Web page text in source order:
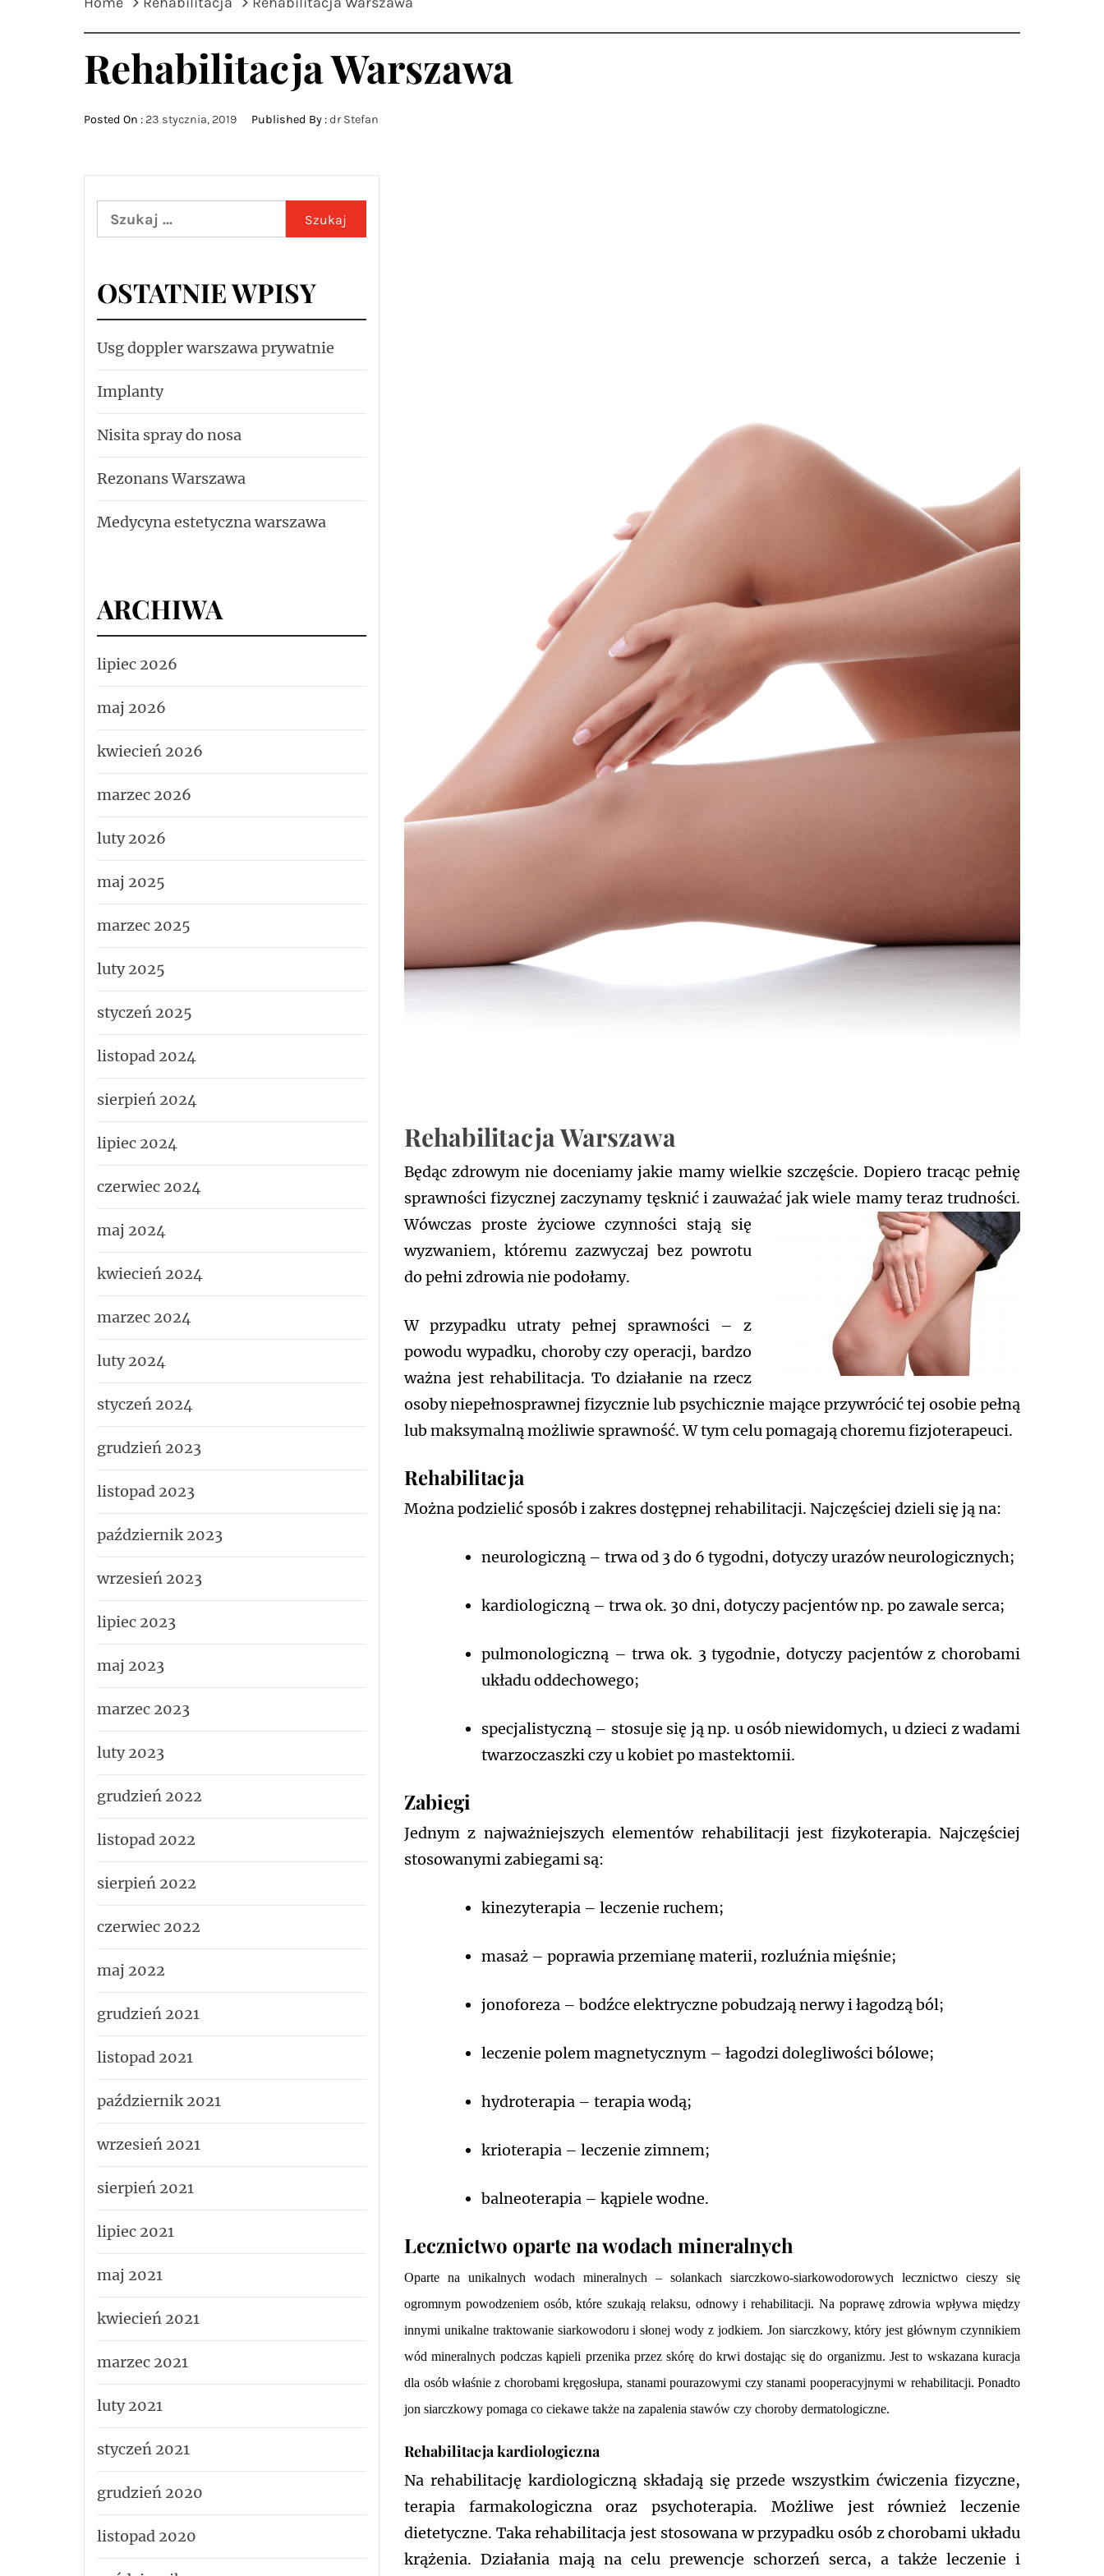
Rehabilitacja Warszawa
Posted On : 23 stycznia, 2019 Published By :dr Stefan
Rehabilitacja Warszawa
Będąc zdrowym nie doceniamy jakie mamy wielkie szczęście. Dopiero tracąc pełnię
sprawności fizycznej zaczynamy tęsknić i zauważać jak wiele mamy teraz trudności.
Wówczas proste życioweczynności stają się
wyzwaniem, któremu zazwyczaj bez powrotu
do pełni zdrowia nie podołamy.
W przypadku utraty pełnej sprawności – z
powodu wypadku, choroby czy operacji, bardzo
ważna jest rehabilitacja. To działanie na rzecz
osoby niepełnosprawnej fizycznie lub psychicznie mające przywrócić tej osobie pełną
lub maksymalną możliwie sprawność. W tym celu pomagają choremu fizjoterapeuci.
Rehabilitacja
Można podzielić sposób i zakres dostępnej rehabilitacji. Najczęściej dzieli się ją na:
neurologiczną – trwa od 3 do 6 tygodni, dotyczy urazów neurologicznych;
kardiologiczną – trwa ok. 30 dni, dotyczy pacjentów np. po zawale serca;
pulmonologiczną – trwa ok. 3 tygodnie, dotyczy pacjentów z chorobami
układu oddechowego;
specjalistyczną – stosuje się ją np. u osób niewidomych, u dzieci z wadami
twarzoczaszki czy u kobiet po mastektomii.
Zabiegi
Jednym z najważniejszych elementów rehabilitacji jest fizykoterapia. Najczęściej
stosowanymi zabiegami są:
kinezyterapia – leczenie ruchem;
masaż – poprawia przemianę materii, rozluźnia mięśnie;
jonoforeza – bodźce elektryczne pobudzają nerwy i łagodzą ból;
leczenie polem magnetycznym – łagodzi dolegliwości bólowe;
hydroterapia – terapia wodą;
krioterapia – leczenie zimnem;
balneoterapia – kąpiele wodne.
Lecznictwo oparte na wodach mineralnych
Oparte na unikalnych wodach mineralnych – solankach siarczkowo-siarkowodorowych lecznictwo cieszy się
ogromnym powodzeniem osób, które szukają relaksu, odnowy i rehabilitacji. Na poprawę zdrowia wpływa między
innymi unikalne traktowanie siarkowodoru i słonej wody z jodkiem. Jon siarczkowy, który jest głównym czynnikiem
wód mineralnych podczas kąpieli przenika przez skórę do krwi dostając się do organizmu. Jest to wskazana kuracja
dla osób właśnie z chorobami kręgosłupa, stanami pourazowymi czy stanami pooperacyjnymi w rehabilitacji. Ponadto
jon siarczkowy pomaga co ciekawe także na zapalenia stawów czy choroby dermatologiczne.
Rehabilitacja kardiologiczna
Na rehabilitację kardiologiczną składają się przede wszystkim ćwiczenia fizyczne,
terapia farmakologiczna oraz psychoterapia. Możliwe jest również leczenie
dietetyczne. Taka rehabilitacja jest stosowana w przypadku osób z chorobami układu
krążenia. Działania mają na celu prewencje schorzeń serca, a także leczenie i
Szukaj:
OSTATNIE WPISY
Usg doppler warszawa prywatnie
Implanty
Nisita spray do nosa
Rezonans Warszawa
Medycyna estetyczna warszawa
ARCHIWA
lipiec 2026
maj 2026
kwiecień 2026
marzec 2026
luty 2026
maj 2025
marzec 2025
luty 2025
styczeń 2025
listopad 2024
sierpień 2024
lipiec 2024
czerwiec 2024
maj 2024
kwiecień 2024
marzec 2024
luty 2024
styczeń 2024
grudzień 2023
listopad 2023
październik 2023
wrzesień 2023
lipiec 2023
maj 2023
marzec 2023
luty 2023
grudzień 2022
listopad 2022
sierpień 2022
czerwiec 2022
maj 2022
grudzień 2021
listopad 2021
październik 2021
wrzesień 2021
sierpień 2021
lipiec 2021
maj 2021
kwiecień 2021
marzec 2021
luty 2021
styczeń 2021
grudzień 2020
listopad 2020